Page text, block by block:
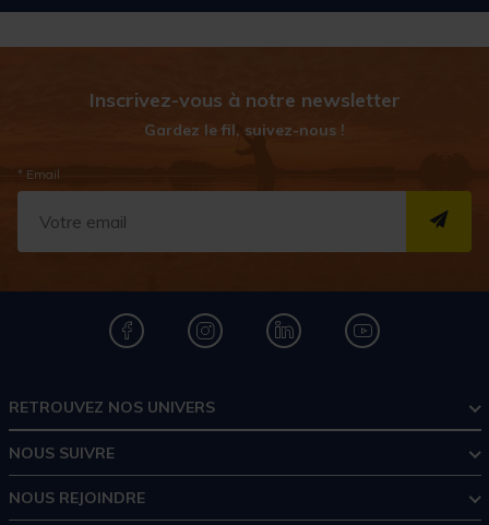
Inscrivez-vous à notre newsletter
Gardez le fil, suivez-nous !
* Email
RETROUVEZ NOS UNIVERS
NOUS SUIVRE
NOUS REJOINDRE